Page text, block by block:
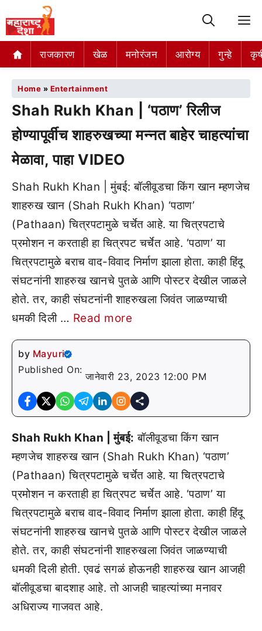
राजकारण खेळ मनोरंजन आरोग्य गुन्हे
Home » Entertainment
Shah Rukh Khan | ‘पठाण’ रिलीज
होण्यापूर्वीच शाहरुखच्या मन्नत बाहेर चाहत्यांचा
मेळावा, पाहा VIDEO
Shah Rukh Khan | मुंबई: बॉलीवूडचा किंग खान म्हणजेच
शाहरुख खान (Shah Rukh Khan) ‘पठाण’
(Pathaan) चित्रपटामुळे चर्चेत आहे. या चित्रपटाचे
प्रमोशन न करताही हा चित्रपट चर्चेत आहे. ‘पठाण’ या
चित्रपटामुळे बराच वाद-विवाद निर्माण झाला होता. काही हिंदू
संघटनांनी शाहरुख खानचे पुतळे आणि पोस्टर देखील जाळले
होते. तर, काही संघटनांनी शाहरुखला जिवंत जाळण्याची
धमकी दिली … Read more
by Mayuri
Published On:
जानेवारी 23, 2023 12:00 PM
Shah Rukh Khan | मुंबई: बॉलीवूडचा किंग खान
म्हणजेच शाहरुख खान (Shah Rukh Khan) ‘पठाण’
(Pathaan) चित्रपटामुळे चर्चेत आहे. या चित्रपटाचे
प्रमोशन न करताही हा चित्रपट चर्चेत आहे. ‘पठाण’ या
चित्रपटामुळे बराच वाद-विवाद निर्माण झाला होता. काही हिंदू
संघटनांनी शाहरुख खानचे पुतळे आणि पोस्टर देखील जाळले
होते. तर, काही संघटनांनी शाहरुखला जिवंत जाळण्याची
धमकी दिली होती. एवढं सगळं होऊनही शाहरुख खान आजही
बॉलीवूडचा बादशाह आहे. तो आजही चाहत्यांच्या मनावर
अधिराज्य गाजवत आहे.